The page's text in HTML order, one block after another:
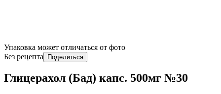
Упаковка может отличаться от фото
Без рецепта
Поделиться
Глицерахол (Бад) капс. 500мг №30